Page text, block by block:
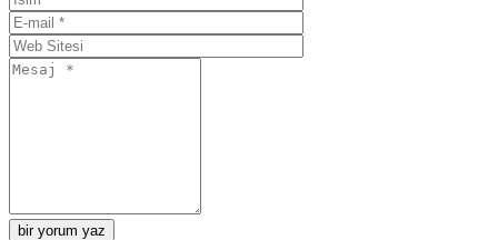
bir yorum yaz